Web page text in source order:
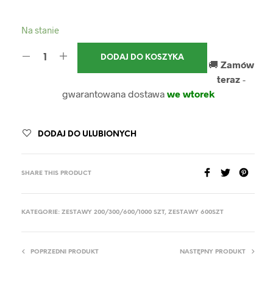
Na stanie
DODAJ DO KOSZYKA
🚚 Zamów
teraz-
gwarantowana dostawa we wtorek
DODAJ DO ULUBIONYCH
SHARE THIS PRODUCT
KATEGORIE: ZESTAWY 200/300/600/1000 SZT, ZESTAWY 600SZT
POPRZEDNI PRODUKT NASTĘPNY PRODUKT